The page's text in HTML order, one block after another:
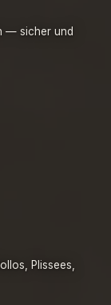
— sicher und
Plissees,